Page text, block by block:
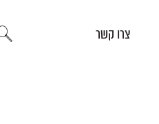
צרו קשר